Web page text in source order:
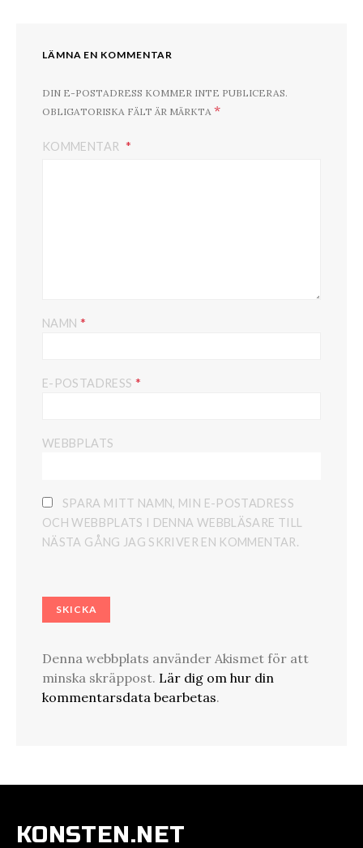
LÄMNA EN KOMMENTAR
DIN E-POSTADRESS KOMMER INTE PUBLICERAS.
OBLIGATORISKA FÄLT ÄR MÄRKTA *
KOMMENTAR
NAMN *
E-POSTADRESS *
WEBBPLATS
SPARA MITT NAMN, MIN E-POSTADRESS
OCH WEBBPLATS I DENNA WEBBLÄSARE TILL
NÄSTA GÅNG JAG SKRIVER EN KOMMENTAR.
Denna webbplats använder Akismet för att
minska skräppost. Lär dig om hur din
kommentarsdata bearbetas.
KONSTEN.NET